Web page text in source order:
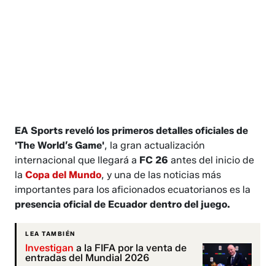
EA Sports reveló los primeros detalles oficiales de
'The World’s Game', la gran actualización
internacional que llegará a FC 26 antes del inicio de
laCopa del Mundo, y una de las noticias más
importantes para los aficionados ecuatorianos es la
presencia oficial de Ecuador dentro del juego.
LEA TAMBIÉN
Investigan a la FIFA por la venta de
entradas del Mundial 2026